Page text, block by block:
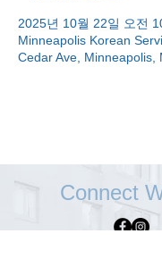
2025년 10월 22일 오전
Minneapolis Korean
Cedar Ave, Minneapolis,
Connect